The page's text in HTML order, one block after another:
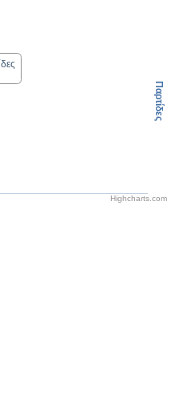
Παρτίδες
Highcharts.com